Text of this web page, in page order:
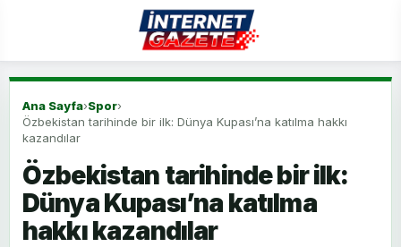
Ana Sayfa›Spor›
Özbekistan tarihinde bir ilk: Dünya Kupası’na katılma hakkı
kazandılar
Özbekistan tarihinde bir ilk:
Dünya Kupası’na katılma
hakkı kazandılar